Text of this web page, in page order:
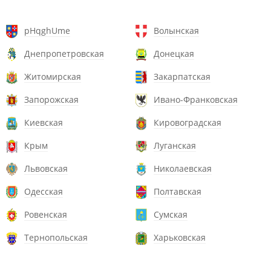
pHqghUme
Волынская
Днепропетровская
Донецкая
Житомирская
Закарпатская
Запорожская
Ивано-Франковская
Киевская
Кировоградская
Крым
Луганская
Львовская
Николаевская
Одесская
Полтавская
Ровенская
Сумская
Тернопольская
Харьковская